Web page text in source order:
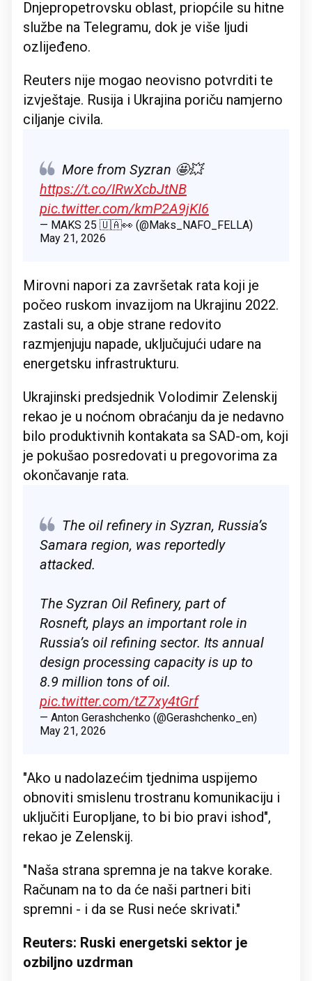
Dnjepropetrovsku oblast, priopćile su hitne
službe na Telegramu, dok je više ljudi
ozlijeđeno.
Reuters nije mogao neovisno potvrditi te
izvještaje. Rusija i Ukrajina poriču namjerno
ciljanje civila.
More from Syzran 🤩💥
https://t.co/IRwXcbJtNB
pic.twitter.com/kmP2A9jKI6
— MAKS 25 🇺🇦👀 (@Maks_NAFO_FELLA)
May 21, 2026
Mirovni napori za završetak rata koji je
počeo ruskom invazijom na Ukrajinu 2022.
zastali su, a obje strane redovito
razmjenjuju napade, uključujući udare na
energetsku infrastrukturu.
Ukrajinski predsjednik Volodimir Zelenskij
rekao je u noćnom obraćanju da je nedavno
bilo produktivnih kontakata sa SAD-om, koji
je pokušao posredovati u pregovorima za
okončavanje rata.
The oil refinery in Syzran, Russia’s
Samara region, was reportedly
attacked.
The Syzran Oil Refinery, part of
Rosneft, plays an important role in
Russia’s oil refining sector. Its annual
design processing capacity is up to
8.9 million tons of oil.
pic.twitter.com/tZ7xy4tGrf
— Anton Gerashchenko (@Gerashchenko_en)
May 21, 2026
"Ako u nadolazećim tjednima uspijemo
obnoviti smislenu trostranu komunikaciju i
uključiti Europljane, to bi bio pravi ishod",
rekao je Zelenskij.
"Naša strana spremna je na takve korake.
Računam na to da će naši partneri biti
spremni - i da se Rusi neće skrivati."
Reuters: Ruski energetski sektor je
ozbiljno uzdrman